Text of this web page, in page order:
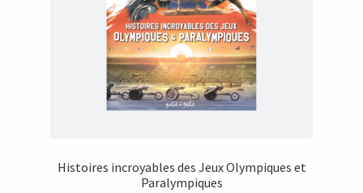
Histoires incroyables des Jeux Olympiques et
Paralympiques